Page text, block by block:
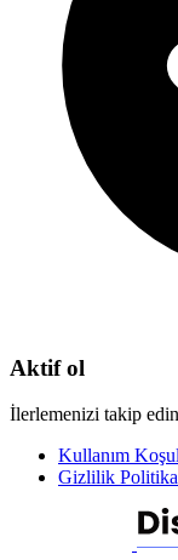
Aktif ol
İlerlemenizi takip
Kullanım
Gizlilik